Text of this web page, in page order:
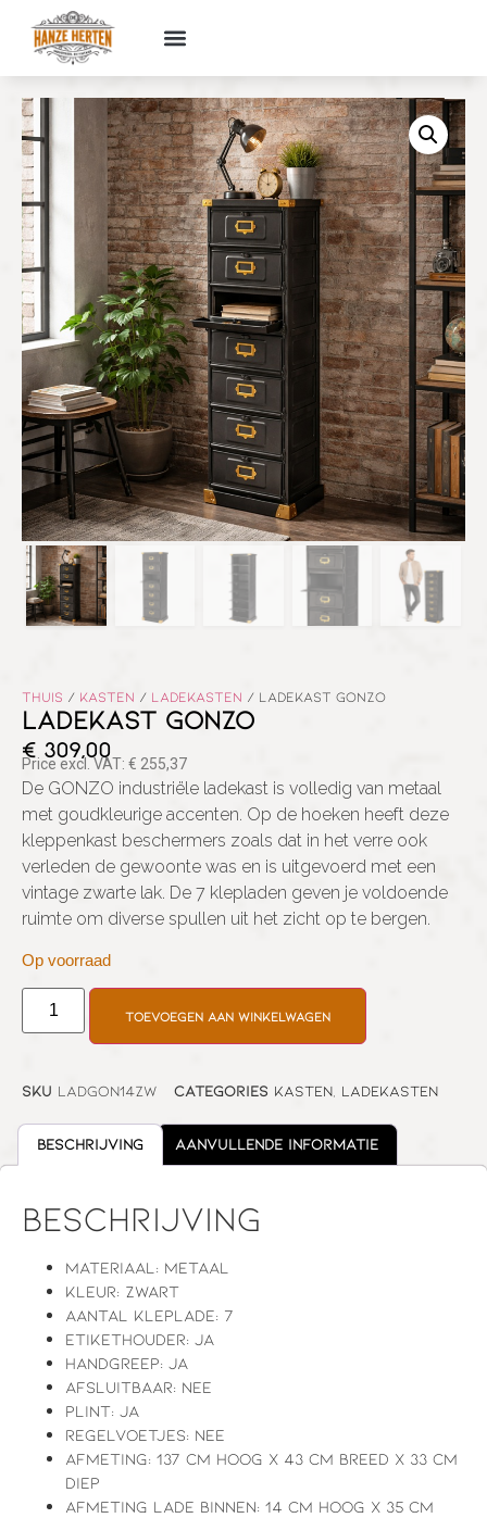
Thuis / Kasten / Ladekasten / LADEKAST GONZO
LADEKAST GONZO
€ 309,00
Price excl. VAT: € 255,37
De GONZO industriële ladekast is volledig van metaal
met goudkleurige accenten. Op de hoeken heeft deze
kleppenkast beschermers zoals dat in het verre ook
verleden de gewoonte was en is uitgevoerd met een
vintage zwarte lak. De 7 klepladen geven je voldoende
ruimte om diverse spullen uit het zicht op te bergen.
Op voorraad
Toevoegen aan winkelwagen
SKU LADGON14ZW Categories Kasten Ladekasten
Beschrijving Aanvullende informatie
Beschrijving
Materiaal: metaal
Kleur: zwart
Aantal kleplade: 7
Etikethouder: ja
Handgreep: ja
Afsluitbaar: nee
Plint: ja
Regelvoetjes: nee
Afmeting: 137 cm hoog x 43 cm breed x 33 cm
diep
Afmeting lade binnen: 14 cm hoog x 35 cm